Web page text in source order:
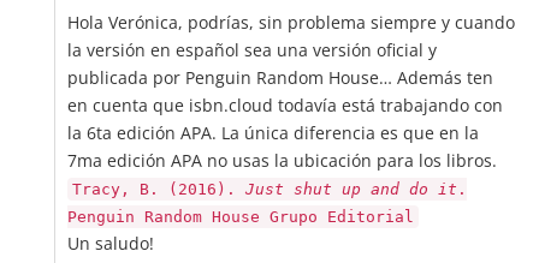
Hola Verónica, podrías, sin problema siempre y cuando
la versión en español sea una versión oficial y
publicada por Penguin Random House… Además ten
en cuenta que isbn.cloud todavía está trabajando con
la 6ta edición APA. La única diferencia es que en la
7ma edición APA no usas la ubicación para los libros.
Tracy, B. (2016). Just shut up and do it .
Penguin Random House Grupo Editorial
Un saludo!